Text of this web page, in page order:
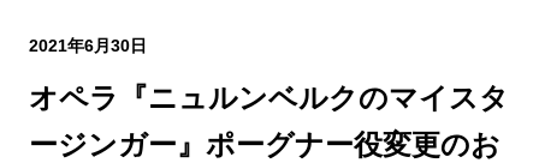
2021年6月30日
オペラ『ニュルンベルクのマイスタ
ージンガー』ポーグナー役変更のお